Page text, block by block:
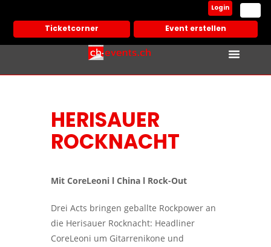
Ticketcorner Event erstellen
Login
HERISAUER
ROCKNACHT
Mit CoreLeoni l China l Rock-Out
Drei Acts bringen geballte Rockpower an
die Herisauer Rocknacht: Headliner
CoreLeoni um Gitarrenikone und